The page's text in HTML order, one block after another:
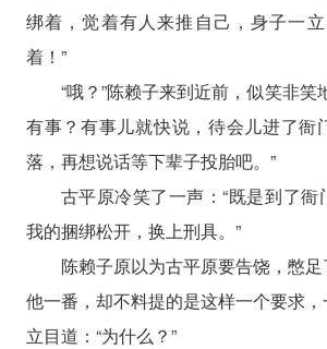
绑着，觉着有人来推自己，身子一
着！”
“哦？”陈赖子来到近前，似笑非笑
有事？有事儿就快说，待会儿进了衙
落，再想说话等下辈子投胎吧。”
古平原冷笑了一声：“既是到了
我的捆绑松开，换上刑具。”
陈赖子原以为古平原要告饶，憋
他一番，却不料提的是这样一个要求
立目道：“为什么？”